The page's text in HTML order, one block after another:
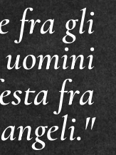
fra gli
uomini
fra